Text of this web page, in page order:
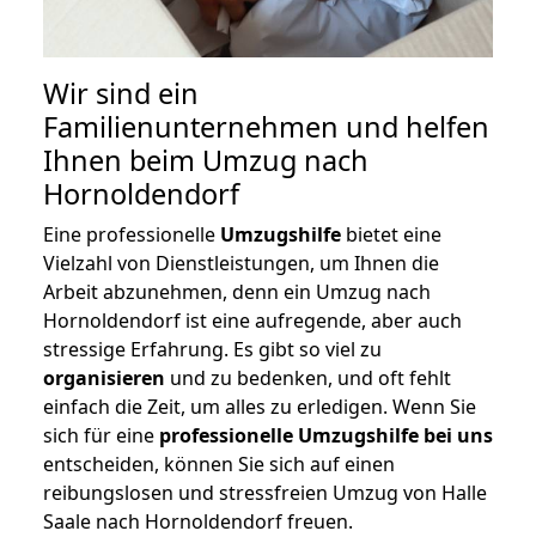
Wir sind ein
Familienunternehmen und helfen
Ihnen beim Umzug nach
Hornoldendorf
Eine professionelle Umzugshilfe bietet eine
Vielzahl von Dienstleistungen, um Ihnen die
Arbeit abzunehmen, denn ein Umzug nach
Hornoldendorf ist eine aufregende, aber auch
stressige Erfahrung. Es gibt so viel zu
organisieren und zu bedenken, und oft fehlt
einfach die Zeit, um alles zu erledigen. Wenn Sie
sich für eine professionelle Umzugshilfe bei uns
entscheiden, können Sie sich auf einen
reibungslosen und stressfreien Umzug von Halle
Saale nach Hornoldendorf freuen.